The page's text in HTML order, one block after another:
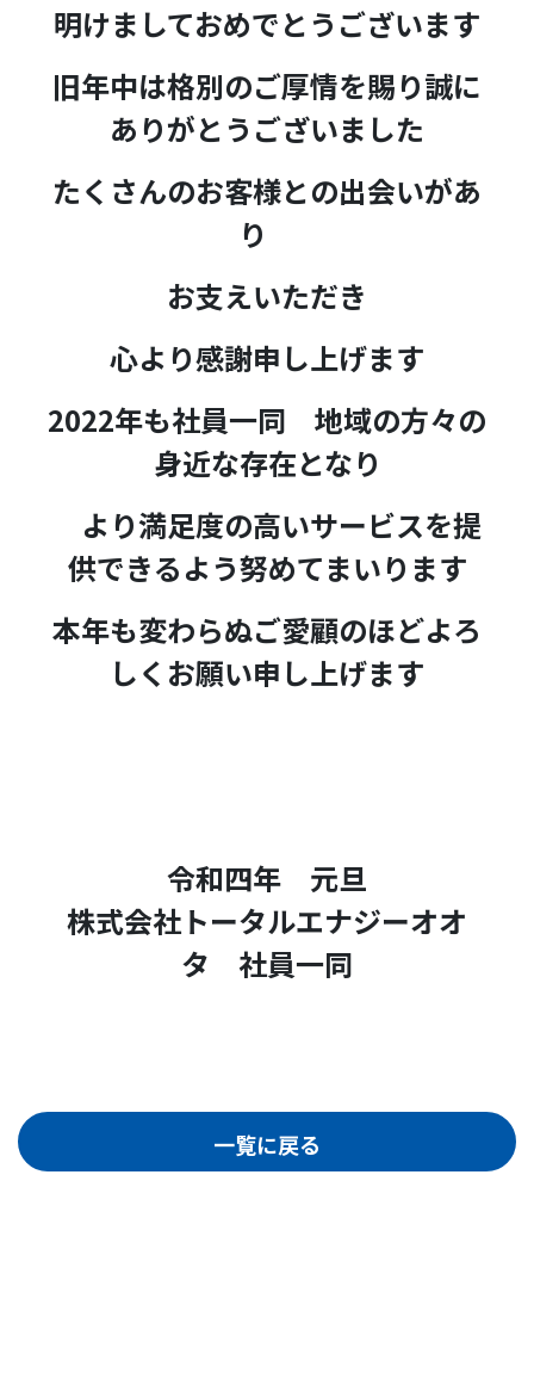
明けましておめでとうございます
旧年中は格別のご厚情を賜り誠に
ありがとうございました
たくさんのお客様との出会いがあ
り
お支えいただき
心より感謝申し上げます
2022年も社員一同 地域の方々の
身近な存在となり
より満足度の高いサービスを提
供できるよう努めてまいります
本年も変わらぬご愛顧のほどよろ
しくお願い申し上げます
令和四年 元旦
株式会社トータルエナジーオオ
タ 社員一同
一覧に戻る